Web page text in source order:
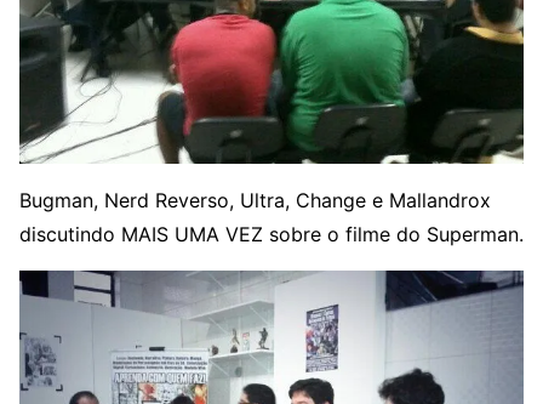
Bugman, Nerd Reverso, Ultra, Change e Mallandrox
discutindo MAIS UMA VEZ sobre o filme do Superman.